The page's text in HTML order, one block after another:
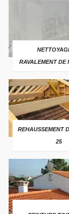
RAVALEMENT DE
REHAUSSEMENT
25